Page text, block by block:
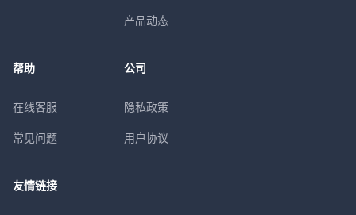
产品动态
帮助
在线客服
常见问题
公司
隐私政策
用户协议
友情链接